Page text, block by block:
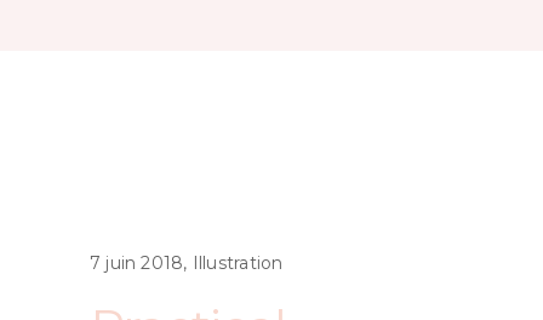
7 juin 2018 Illustration